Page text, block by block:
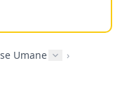
strategiilor de
sa atraga
financiar,
comercial etc.
Umane
›